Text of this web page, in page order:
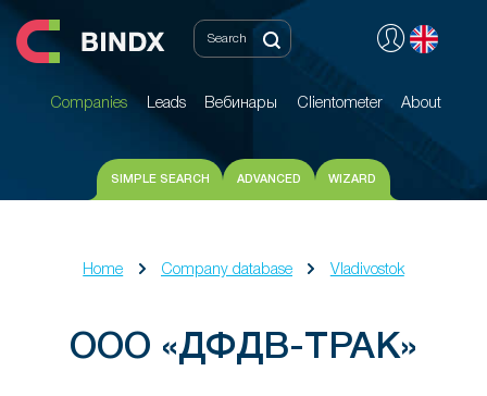
Companies Leads Вебинары Clientometer About
Companies Leads Вебинары Clientometer About
SIMPLE SEARCH ADVANCED WIZARD
Home Company database Vladivostok
ООО «ДФДВ-ТРАК»